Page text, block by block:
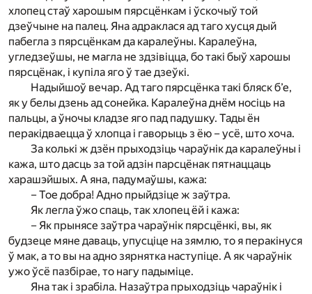
хлопец стаў харошым пярсцёнкам і ўскочыў той
дзеўчыне на палец. Яна адраклася ад таго хусця дый
пабегла з пярсцёнкам да каралеўны. Каралеўна,
угледзеўшы, не магла не здзівіцца, бо такі быў харошы
пярсцёнак, і купіла яго ў тае дзеўкі.
Надыйшоў вечар. Ад таго пярсцёнка такі бляск б’е,
як у белы дзень ад сонейка. Каралеўна днём носіць на
пальцы, а ўночы кладзе яго пад падушку. Тады ён
перакідваецца ў хлопца і гаворыць з ёю – усё, што хоча.
За колькі ж дзён прыходзіць чараўнік да каралеўны і
кажа, што дасць за той адзін парсцёнак пятнаццаць
харашэйшых. А яна, падумаўшы, кажа:
– Тое добра! Адно прыйдзіце ж заўтра.
Як легла ўжо спаць, так хлопец ёй і кажа:
– Як прынясе заўтра чараўнік пярсцёнкі, вы, як
будзеце мяне даваць, упусціце на зямлю, то я перакінуся
ў мак, а то вы на адно зярнятка наступіце. А як чараўнік
ужо ўсё пазбірае, то нагу падыміце.
Яна так і зрабіла. Назаўтра прыходзіць чараўнік і